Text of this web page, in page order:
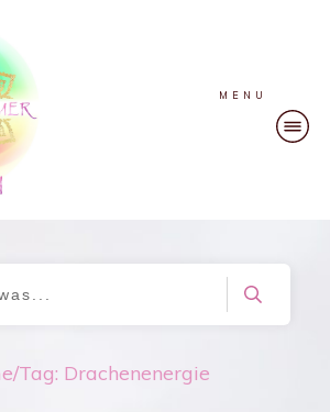
MENU
/Tag: Drachenenergie